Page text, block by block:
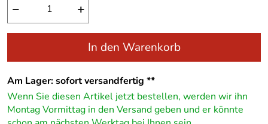
− +
In den Warenkorb
Am Lager: sofort versandfertig **
Wenn Sie diesen Artikel jetzt bestellen, werden wir ihn
Montag Vormittag in den Versand geben und er könnte